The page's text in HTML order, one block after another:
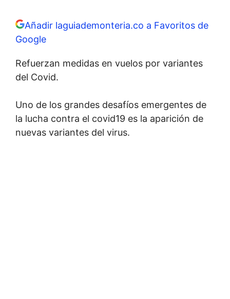
Añadir laguiademonteria.co a Favoritos de
Google
Refuerzan medidas en vuelos por variantes
del Covid.
Uno de los grandes desafíos emergentes de
la lucha contra el covid19 es la aparición de
nuevas variantes del virus.